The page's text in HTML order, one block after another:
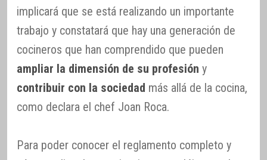
implicará que se está realizando un importante
trabajo y constatará que hay una generación de
cocineros que han comprendido que pueden
ampliar la dimensión de su profesión y
contribuir con la sociedad más allá de la cocina,
como declara el chef Joan Roca.
Para poder conocer el reglamento completo y